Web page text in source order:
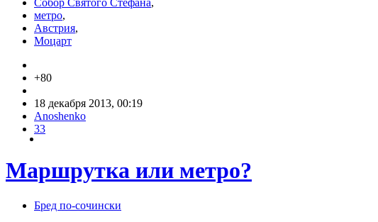
метро,
Австрия,
Моцарт
+80
18 декабря 2013, 00:19
Anoshenko
33
Маршрутка или метро?
Бред по-cочински